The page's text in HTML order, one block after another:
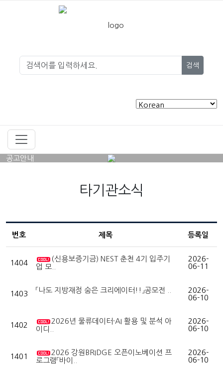
검색
공고안내
타기관소식
번호 제목 등록일
1404
(신용보증기금) NEST 춘천 4기 입주기
업 모..
2026-
06-11
1403 「나도 지방재정 숨은 크리에이터!!」공모전 ..
2026-
06-10
1402
2026년 물류데이터·AI 활용 및 분석 아
이디..
2026-
06-10
1401
2026 강원BRIDGE 오픈이노베이션 프
로그램「바이..
2026-
06-10